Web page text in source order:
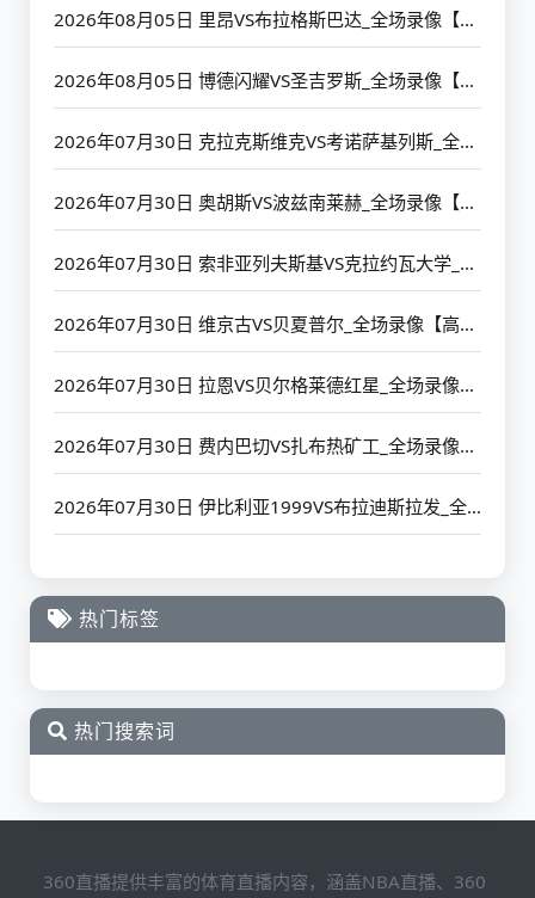
2026年08月05日 里昂VS布拉格斯巴达_全场录像【高清回放】
2026年08月05日 博德闪耀VS圣吉罗斯_全场录像【高清回放】
2026年07月30日 克拉克斯维克VS考诺萨基列斯_全场录像【高清回放】
2026年07月30日 奥胡斯VS波兹南莱赫_全场录像【高清回放】
2026年07月30日 索非亚列夫斯基VS克拉约瓦大学_全场录像【高清回放】
2026年07月30日 维京古VS贝夏普尔_全场录像【高清回放】
2026年07月30日 拉恩VS贝尔格莱德红星_全场录像【高清回放】
2026年07月30日 费内巴切VS扎布热矿工_全场录像【高清回放】
2026年07月30日 伊比利亚1999VS布拉迪斯拉发_全场录像【高清回放】
热门标签
热门搜索词
360直播提供丰富的体育直播内容，涵盖NBA直播、360